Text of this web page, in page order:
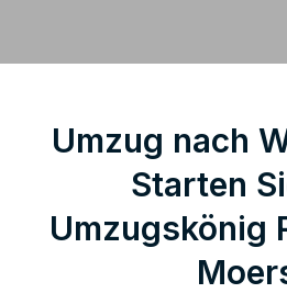
Umzug nach
Starten
Umzugskönig